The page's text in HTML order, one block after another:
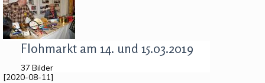
Flohmarkt am 14. und 15.03.2019
37 Bilder
[2020-08-11]